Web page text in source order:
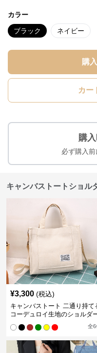
カラー
ブラック ネイビー
購
カー
購
必ず購入前
キャンバストートショル
¥3,300 (税込)
キャンバストート 二通り持て
コーデュロイ生地のショルダ
全6